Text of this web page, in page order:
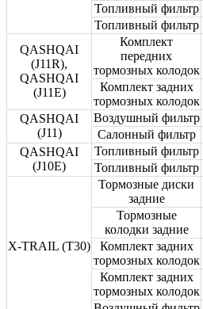
Топливный фильтр
Топливный фильтр
QASHQAI
(J11R),
QASHQAI
(J11E)
Комплект
передних
тормозных колодок
Комплект задних
тормозных колодок
QASHQAI
(J11)
Воздушный фильтр
Салонный фильтр
QASHQAI
(J10E)
Топливный фильтр
Топливный фильтр
X-TRAIL (T30)
Тормозные диски
задние
Тормозные
колодки задние
Комплект задних
тормозных колодок
Комплект задних
тормозных колодок